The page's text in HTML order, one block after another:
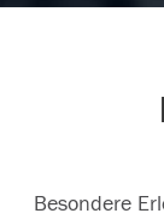
Besondere